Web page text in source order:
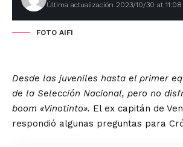
Última actualización 2023/10/30 at 11:08
FOTO AIFI
Desde las juveniles hasta el primer
de la Selección Nacional, pero no
boom «Vinotinto». El ex capitán de
respondió algunas preguntas para